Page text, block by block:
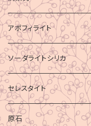
アポフィライト
ソーダライトシリカ
セレスタイト
原石